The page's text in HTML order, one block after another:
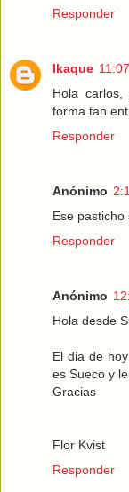
Responder
Ikaque
Hola
forma tan
Responder
Anónimo
Ese
Responder
Anónimo
Hola desde
El dia de
es Sueco y
Gracias
Flor Kvist
Responder